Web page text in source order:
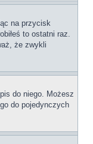
na przycisk
to ostatni raz.
że zwykli
do niego. Możesz
do pojedynczych